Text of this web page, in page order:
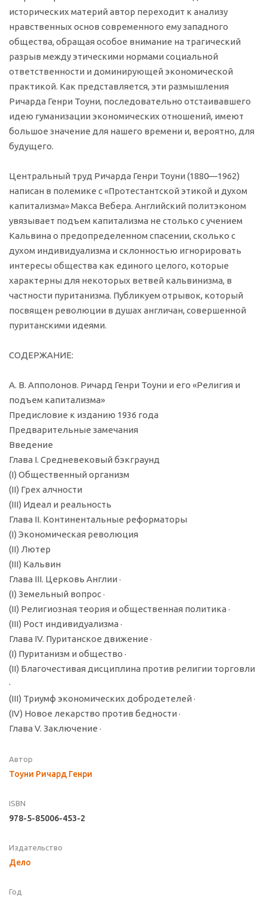
исторических материй автор переходит к анализу
нравственных основ современного ему западного
общества, обращая особое внимание на трагический
разрыв между этическими нормами социальной
ответственности и доминирующей экономической
практикой. Как представляется, эти размышления
Ричарда Генри Тоуни, последовательно отстаивавшего
идею гуманизации экономических отношений, имеют
большое значение для нашего времени и, вероятно, для
будущего.
Центральный труд Ричарда Генри Тоуни (1880—1962)
написан в полемике с «Протестантской этикой и духом
капитализма» Макса Вебера. Английский политэконом
увязывает подъем капитализма не столько с учением
Кальвина о предопределенном спасении, сколько с
духом индивидуализма и склонностью игнорировать
интересы общества как единого целого, которые
характерны для некоторых ветвей кальвинизма, в
частности пуританизма. Публикуем отрывок, который
посвящен революции в душах англичан, совершенной
пуританскими идеями.
СОДЕРЖАНИЕ:
А. В. Апполонов. Ричард Генри Тоуни и его «Религия и
подъем капитализма»
Предисловие к изданию 1936 года
Предварительные замечания
Введение
Глава I. Средневековый бэкграунд
(I) Общественный организм
(II) Грех алчности
(III) Идеал и реальность
Глава II. Континентальные реформаторы
(I) Экономическая революция
(II) Лютер
(III) Кальвин
Глава III. Церковь Англии ·
(I) Земельный вопрос ·
(II) Религиозная теория и общественная политика ·
(III) Рост индивидуализма ·
Глава IV. Пуританское движение ·
(I) Пуританизм и общество ·
(II) Благочестивая дисциплина против религии торговли
·
(III) Триумф экономических добродетелей ·
(IV) Новое лекарство против бедности ·
Глава V. Заключение ·
Автор
Тоуни Ричард Генри
ISBN
978-5-85006-453-2
Издательство
Дело
Год